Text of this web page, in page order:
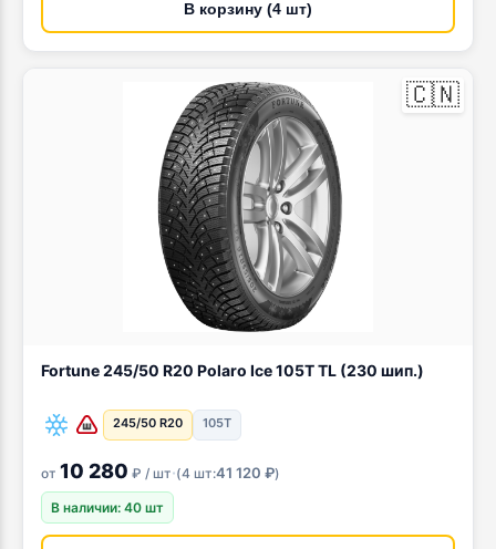
В корзину (4 шт)
🇨🇳
Fortune 245/50 R20 Polaro Ice 105T TL (230 шип.)
245/50 R20 105T
от 10 280 ₽ / шт·(4 шт:41 120 ₽)
В наличии: 40 шт